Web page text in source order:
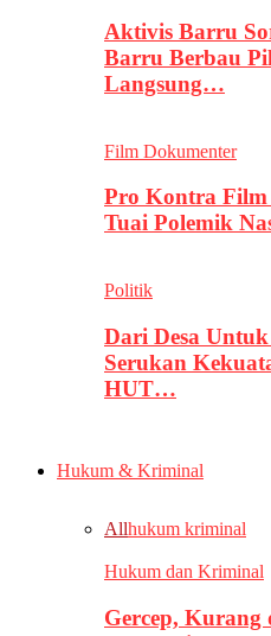
Aktivis Barru
Barru Berbau
Langsung…
Film Dokumenter
Pro Kontra Film
Tuai Polemik
Politik
Dari Desa
Serukan
HUT…
Hukum & Kriminal
Allhukum kriminal
Hukum dan Kriminal
Gercep,